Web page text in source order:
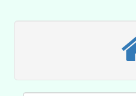
件」活
年度
接種對
接種之
業技術
用水績
115年8
桃園市